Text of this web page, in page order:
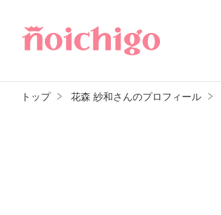
トップ 花森 紗和さんのプロフィール